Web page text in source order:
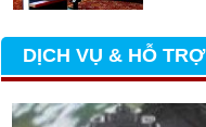
DỊCH VỤ & HỖ TRỢ